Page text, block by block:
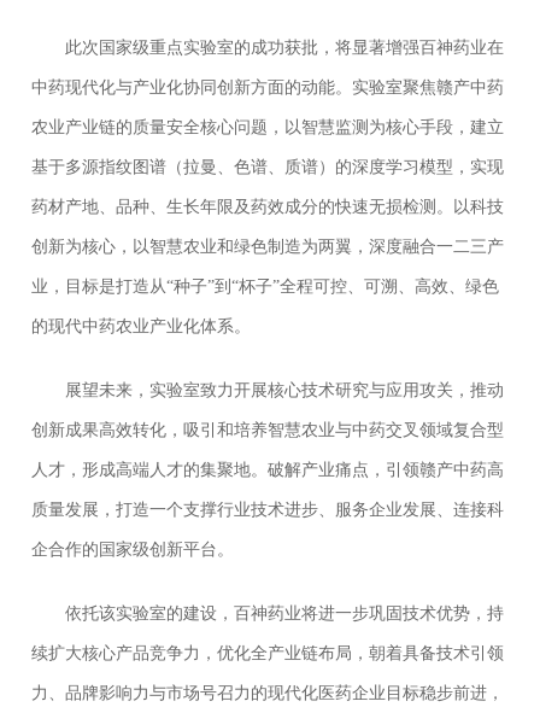
此次国家级重点实验室的成功获批，将显著增强百神药业在
中药现代化与产业化协同创新方面的动能。实验室聚焦赣产中药
农业产业链的质量安全核心问题，以智慧监测为核心手段，建立
基于多源指纹图谱（拉曼、色谱、质谱）的深度学习模型，实现
药材产地、品种、生长年限及药效成分的快速无损检测。以科技
创新为核心，以智慧农业和绿色制造为两翼，深度融合一二三产
业，目标是打造从“种子”到“杯子”全程可控、可溯、高效、绿色
的现代中药农业产业化体系。
展望未来，实验室致力开展核心技术研究与应用攻关，推动
创新成果高效转化，吸引和培养智慧农业与中药交叉领域复合型
人才，形成高端人才的集聚地。破解产业痛点，引领赣产中药高
质量发展，打造一个支撑行业技术进步、服务企业发展、连接科
企合作的国家级创新平台。
依托该实验室的建设，百神药业将进一步巩固技术优势，持
续扩大核心产品竞争力，优化全产业链布局，朝着具备技术引领
力、品牌影响力与市场号召力的现代化医药企业目标稳步前进，